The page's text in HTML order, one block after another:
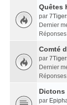
Quêtes
par
Dernier
Comté
par
Dernier
Dictons
par